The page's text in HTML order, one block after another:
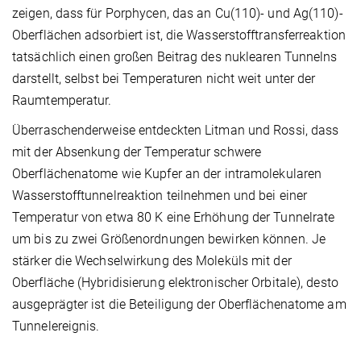
zeigen, dass für Porphycen, das an Cu(110)- und Ag(110)-
Oberflächen adsorbiert ist, die Wasserstofftransferreaktion
tatsächlich einen großen Beitrag des nuklearen Tunnelns
darstellt, selbst bei Temperaturen nicht weit unter der
Raumtemperatur.
Überraschenderweise entdeckten Litman und Rossi, dass
mit der Absenkung der Temperatur schwere
Oberflächenatome wie Kupfer an der intramolekularen
Wasserstofftunnelreaktion teilnehmen und bei einer
Temperatur von etwa 80 K eine Erhöhung der Tunnelrate
um bis zu zwei Größenordnungen bewirken können. Je
stärker die Wechselwirkung des Moleküls mit der
Oberfläche (Hybridisierung elektronischer Orbitale), desto
ausgeprägter ist die Beteiligung der Oberflächenatome am
Tunnelereignis.